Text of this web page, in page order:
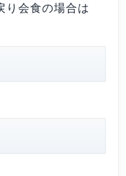
会食の場合は